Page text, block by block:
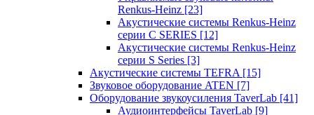
Renkus-Heinz [23]
Акустические системы Renkus-Heinz
серии C SERIES [12]
Акустические системы Renkus-Heinz
серии S Series [3]
Акустические системы TEFRA [15]
Звуковое оборудование ATEN [7]
Оборудование звукоусиления TaverLab [41]
Аудиоинтерфейсы TaverLab [9]